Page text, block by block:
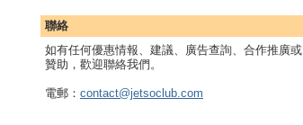
聯絡
如有任何優惠情報、建議、廣告查詢、合作推廣或
贊助，歡迎聯絡我們。
電郵： contact@jetsoclub.com